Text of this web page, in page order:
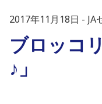
2017年11月18日 JA
ブロッコ
♪」